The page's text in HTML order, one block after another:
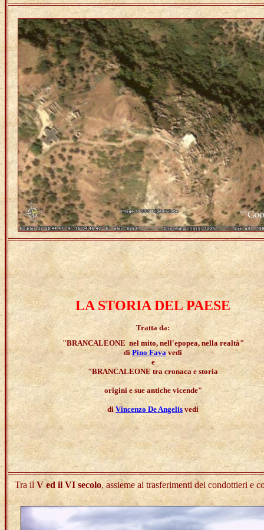
LA STORIA DEL PAESE
Tratta da:
"BRANCALEONE nel mito, nell'epopea, nella realtà"
di Pino Favavedi
e
"BRANCALEONE tra cronaca e storia
origini e sue antiche vicende"
di Vincenzo De Angelis vedi
Tra il V ed il VI secolo, assieme ai trasferimenti dei condottieri e